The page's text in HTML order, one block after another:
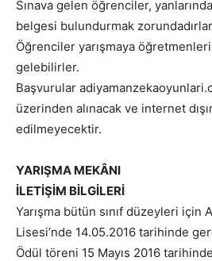
Sınava gelen öğrenciler,
belgesi bulundurmak
Öğrenciler yarışmaya
gelebilirler.
Başvurular
üzerinden alınacak ve internet
edilmeyecektir.
YARIŞMA MEKÂNI
İLETİŞİM BİLGİLERİ
Yarışma bütün sınıf düzeyleri için
Lisesi’nde 14.05.2016 tarihinde
Ödül töreni 15 Mayıs 2016